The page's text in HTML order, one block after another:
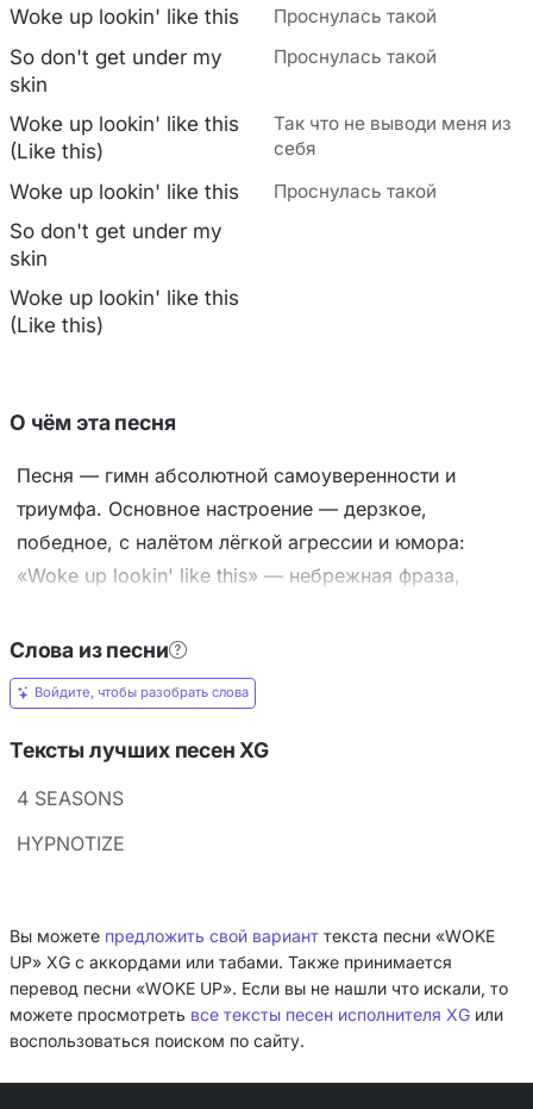
Woke up lookin' like this Проснулась такой
So don't get under my
skin
Проснулась такой
Woke up lookin' like this
(Like this)
Так что не выводи меня из
себя
Woke up lookin' like this Проснулась такой
So don't get under my
skin
Woke up lookin' like this
(Like this)
О чём эта песня
Песня — гимн абсолютной самоуверенности и
триумфа. Основное настроение — дерзкое,
победное, с налётом лёгкой агрессии и юмора:
«Woke up lookin' like this» — небрежная фраза,
идеальной, не трогайте меня». Ключевые образы
строятся на контрастах: «маленькая девочка с
большим ртом» и «волчица в стае», «судья и
присяжный» — девочки претендуют на власть и
используют метафоры движения (полёт в космос,
вождение, серфинг) и отсылки к силе (48 законов
Слова из песни
Войдите, чтобы разобрать слова
Тексты лучших песен XG
4 SEASONS
HYPNOTIZE
Вы можете предложить свой вариант текста песни «WOKE
UP» XG с аккордами или табами. Также принимается
перевод песни «WOKE UP». Если вы не нашли что искали, то
можете просмотреть все тексты песен исполнителя XG или
воспользоваться поиском по сайту.